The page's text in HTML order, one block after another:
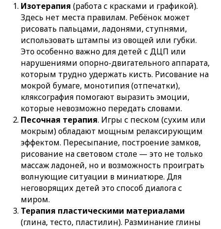
Изотерапия (работа с красками и графикой).
Здесь нет места правилам. Ребёнок может
рисовать пальцами, ладонями, ступнями,
использовать штампы из овощей или губки.
Это особенно важно для детей с ДЦП или
нарушениями опорно-двигательного аппарата,
которым трудно удержать кисть. Рисование на
мокрой бумаге, монотипия (отпечатки),
кляксография помогают выразить эмоции,
которые невозможно передать словами.
Песочная терапия. Игры с песком (сухим или
мокрым) обладают мощным релаксирующим
эффектом. Пересыпание, построение замков,
рисование на световом столе — это не только
массаж ладоней, но и возможность проиграть
волнующие ситуации в миниатюре. Для
неговорящих детей это способ диалога с
миром.
Терапия пластическими материалами
(глина, тесто, пластилин). Разминание глины